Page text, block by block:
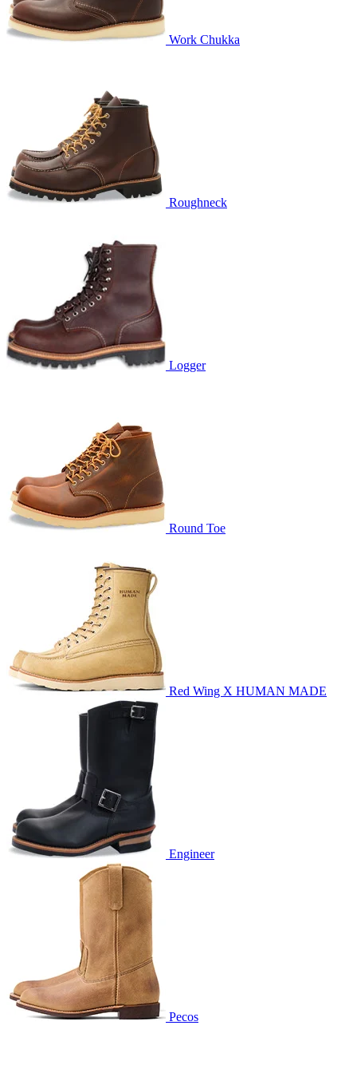
Work Chukka
Roughneck
Logger
Round Toe
Red Wing X HUMAN MADE
Engineer
Pecos